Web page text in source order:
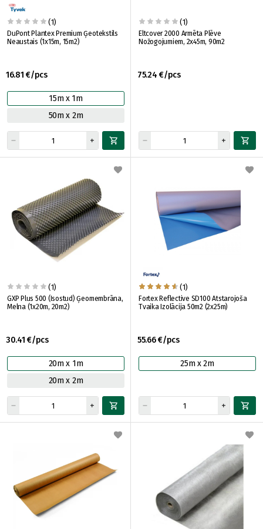
(1)
DuPont Plantex Premium Ģeotekstils
Neaustais (1x15m, 15m2)
16.81 €/pcs
15m x 1m
50m x 2m
(1)
Eltcover 2000 Armēta Plēve
Nožogojumiem, 2x45m, 90m2
75.24 €/pcs
(1)
GXP Plus 500 (Isostud) Ģeomembrāna,
Melna (1x20m, 20m2)
30.41 €/pcs
20m x 1m
20m x 2m
(1)
Fortex Reflective SD100 Atstarojoša
Tvaika Izolācija 50m2 (2x25m)
55.66 €/pcs
25m x 2m